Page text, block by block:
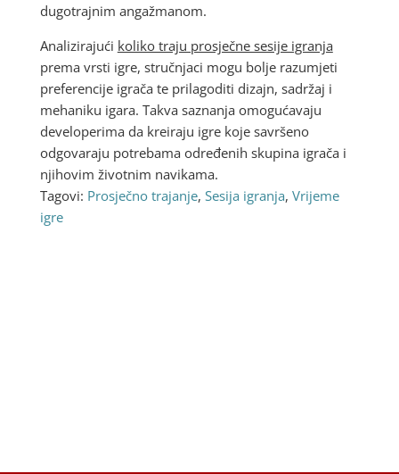
dugotrajnim angažmanom.
Analizirajući koliko traju prosječne sesije igranja
prema vrsti igre, stručnjaci mogu bolje razumjeti
preferencije igrača te prilagoditi dizajn, sadržaj i
mehaniku igara. Takva saznanja omogućavaju
developerima da kreiraju igre koje savršeno
odgovaraju potrebama određenih skupina igrača i
njihovim životnim navikama.
Tagovi: Prosječno trajanje, Sesija igranja, Vrijeme
igre